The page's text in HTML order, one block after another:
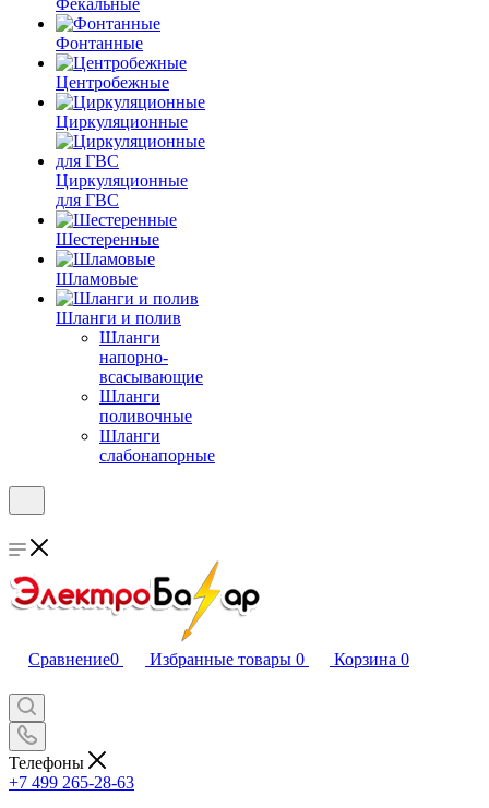
Фекальные
Фонтанные
Центробежные
Циркуляционные
Циркуляционные
для ГВС
Шестеренные
Шламовые
Шланги и полив
Шланги
напорно-
всасывающие
Шланги
поливочные
Шланги
слабонапорные
Сравнение0 Избранные товары 0 Корзина 0
Телефоны
+7 499 265-28-63